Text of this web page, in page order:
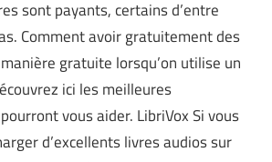
sont payants, certains d’entre
Comment avoir gratuitement des
gratuite lorsqu’on utilise un
ici les meilleures
vous aider. LibriVox Si vous
d’excellents livres audios sur